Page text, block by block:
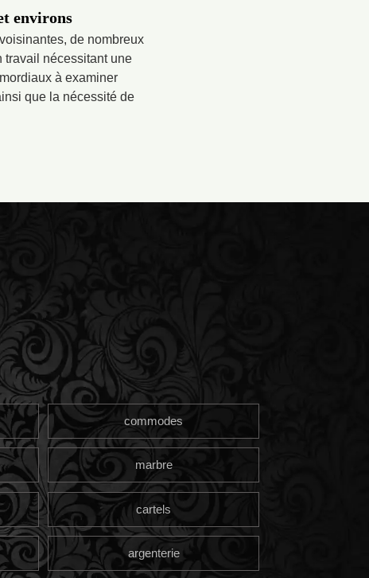
environs
de nombreux
travail nécessitant une
à examiner
que la nécessité de
commodes
marbre
cartels
argenterie